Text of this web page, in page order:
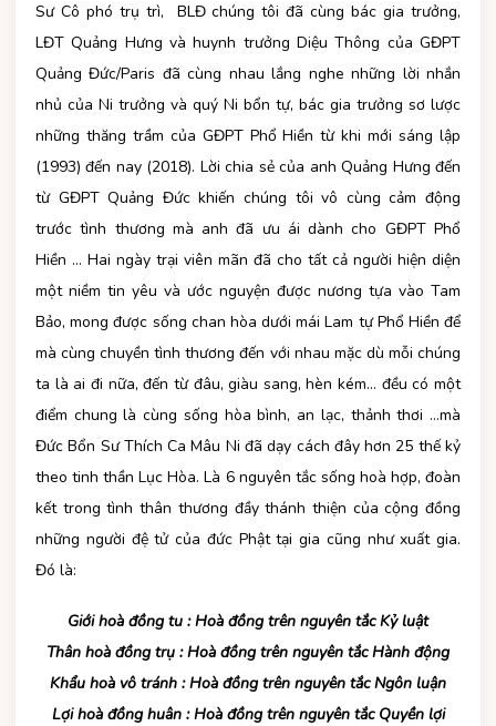
Sư Cô phó trụ trì, BLĐ chúng tôi đã cùng bác gia trưởng,
LĐT Quảng Hưng và huynh trưởng Diệu Thông của GĐPT
Quảng Đức/Paris đã cùng nhau lắng nghe những lời nhắn
nhủ của Ni trưởng và quý Ni bổn tự, bác gia trưởng sơ lược
những thăng trầm của GĐPT Phổ Hiền từ khi mới sáng lập
(1993) đến nay (2018). Lời chia sẻ của anh Quảng Hưng đến
từ GĐPT Quảng Đức khiến chúng tôi vô cùng cảm động
trước tình thương mà anh đã ưu ái dành cho GĐPT Phổ
Hiền … Hai ngày trại viên mãn đã cho tất cả người hiện diện
một niềm tin yêu và ước nguyện được nương tựa vào Tam
Bảo, mong được sống chan hòa dưới mái Lam tự Phổ Hiền để
mà cùng chuyền tình thương đến với nhau mặc dù mỗi chúng
ta là ai đi nữa, đến từ đâu, giàu sang, hèn kém… đều có một
điểm chung là cùng sống hòa bình, an lạc, thảnh thơi …mà
Đức Bổn Sư Thích Ca Mâu Ni đã dạy cách đây hơn 25 thế kỷ
theo tinh thần Lục Hòa. Là 6 nguyên tắc sống hoà hợp, đoàn
kết trong tình thân thương đầy thánh thiện của cộng đồng
những người đệ tử của đức Phật tại gia cũng như xuất gia.
Đó là:
Giới hoà đồng tu : Hoà đồng trên nguyên tắc Kỷ luật
Thân hoà đồng trụ : Hoà đồng trên nguyên tắc Hành động
Khẩu hoà vô tránh : Hoà đồng trên nguyên tắc Ngôn luận
Lợi hoà đồng huân : Hoà đồng trên nguyên tắc Quyền lợi